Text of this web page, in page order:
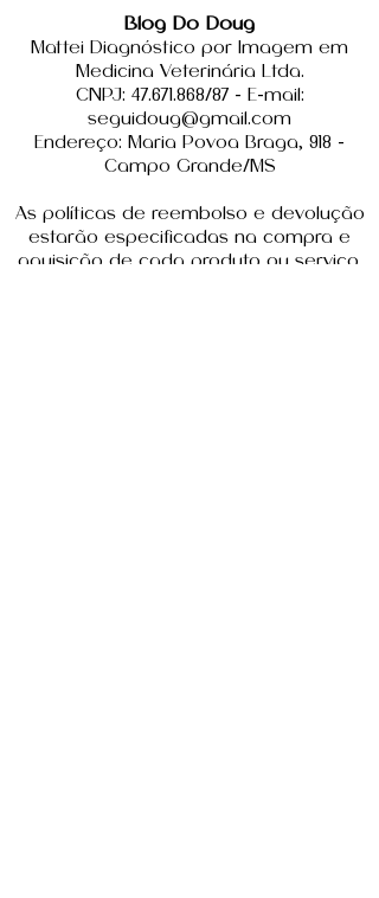
Blog Do Doug
Mattei Diagnóstico por Imagem em
Medicina Veterinária Ltda.
CNPJ: 47.671.868/87 - E-mail:
seguidoug@gmail.com
Endereço: Maria Povoa Braga, 918 -
Campo Grande/MS
As políticas de reembolso e devolução
estarão especificadas na compra e
aquisição de cada produto ou serviço.